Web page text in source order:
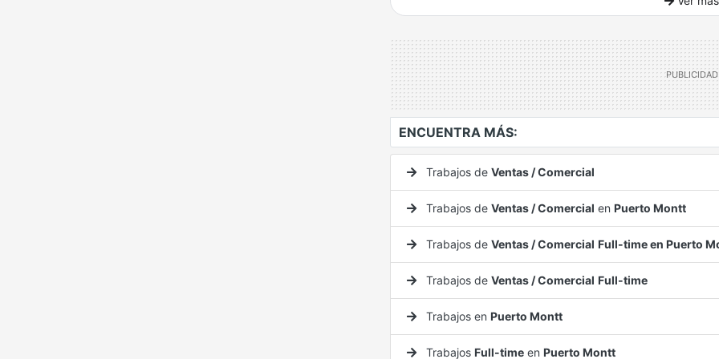
ENCUENTRA MÁS:
Trabajos de Ventas / Comercial
Trabajos de Ventas / Comercial en Puerto Montt
Trabajos de Ventas / Comercial Full-time en Puerto
Trabajos de Ventas / Comercial Full-time
Trabajos en Puerto Montt
Trabajos Full-time en Puerto Montt